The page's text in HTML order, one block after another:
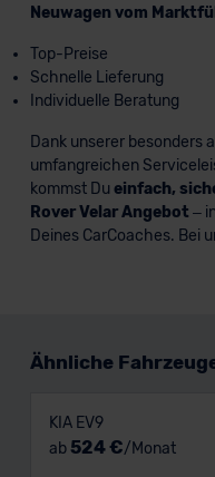
Neuwagen vom
Top-Preise
Schnelle Lieferung
Individuelle Beratung
Dank unserer besonders
umfangreichen
kommst Du einfach,
Rover Velar Angebot –
Deines CarCoaches. Bei
Ähnliche
KIA EV9
ab 524 €/Monat